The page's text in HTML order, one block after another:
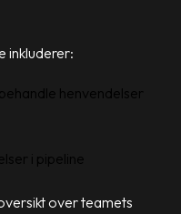
inkluderer:
henvendelser
i pipeline
over teamets